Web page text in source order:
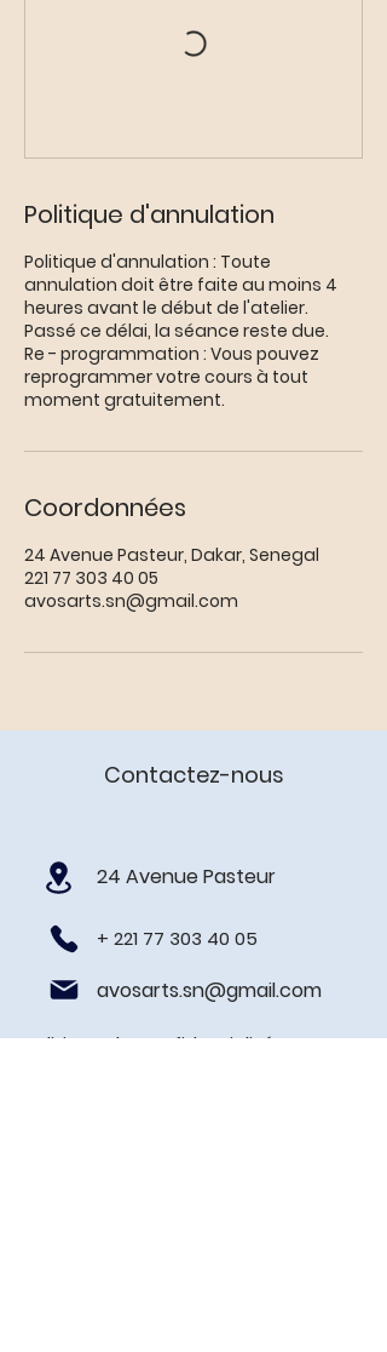
Politique d'annulation
Politique d'annulation : Toute
annulation doit être faite au moins 4
heures avant le début de l'atelier.
Passé ce délai, la séance reste due.
Re - programmation : Vous pouvez
reprogrammer votre cours à tout
moment gratuitement.
Coordonnées
24 Avenue Pasteur, Dakar, Senegal
221 77 303 40 05
avosarts.sn@gmail.com
Contactez-nous
24 Avenue Pasteur
+ 221 77 303 40 05
avosarts.sn@gmail.com
Politique de confidentialité